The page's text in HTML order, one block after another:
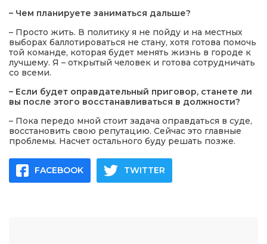
– Чем планируете заниматься дальше?
– Просто жить. В политику я не пойду и на местных
выборах баллотироваться не стану, хотя готова помочь
той команде, которая будет менять жизнь в городе к
лучшему. Я – открытый человек и готова сотрудничать
со всеми.
– Если будет оправдательный приговор, станете ли
вы после этого восстанавливаться в должности?
– Пока передо мной стоит задача оправдаться в суде,
восстановить свою репутацию. Сейчас это главные
проблемы. Насчет остального буду решать позже.
FACEBOOK TWITTER